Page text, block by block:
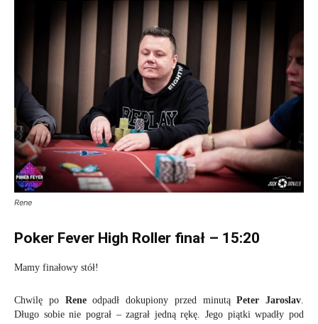
Rene
Poker Fever High Roller finał – 15:20
Mamy finałowy stół!
Chwilę po Reneodpadł dokupiony przed minutąPeter Jaroslav
Długo sobie nie pograł – zagrał jedną rękę. Jego piątki wpadły pod